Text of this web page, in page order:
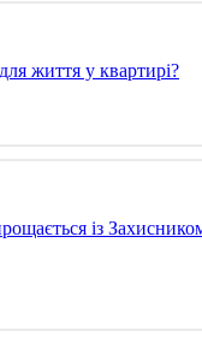
життя у квартирі?
із